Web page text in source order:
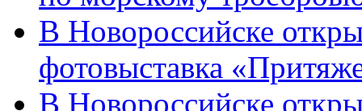
В Новороссийске
фотовыставка
В Новороссийске